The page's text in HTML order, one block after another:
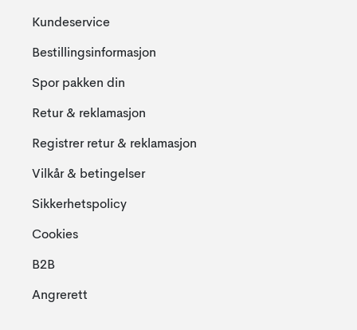
Kundeservice
Bestillingsinformasjon
Spor pakken din
Retur & reklamasjon
Registrer retur & reklamasjon
Vilkår & betingelser
Sikkerhetspolicy
Cookies
B2B
Angrerett